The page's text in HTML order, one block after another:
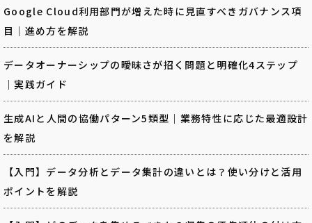
Google Cloud利用部門が増えた時に見直すべきガバナンス項
目｜進め方を解説
データオーナーシップの曖昧さが招く問題と明確化4ステップ
｜実践ガイド
生成AIと人間の協働パターン5類型｜業務特性に応じた最適設計
を解説
【入門】データ分析とデータ集計の違いとは？使い分けと活用
ポイントを解説